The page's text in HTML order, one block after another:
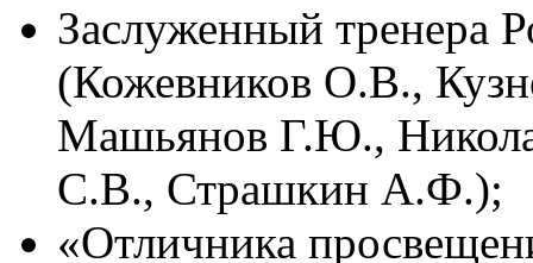
Заслуженный тренера
(Кожевников О.В.,
Машьянов Г.Ю.,
С.В., Страшкин А.Ф.);
«Отличника